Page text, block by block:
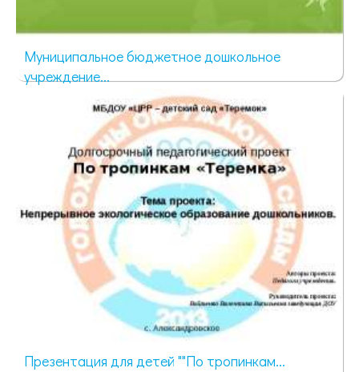
Муниципальное бюджетное дошкольное
учреждение...
1698 просмотров
Презентация для детей ""По тропинкам...